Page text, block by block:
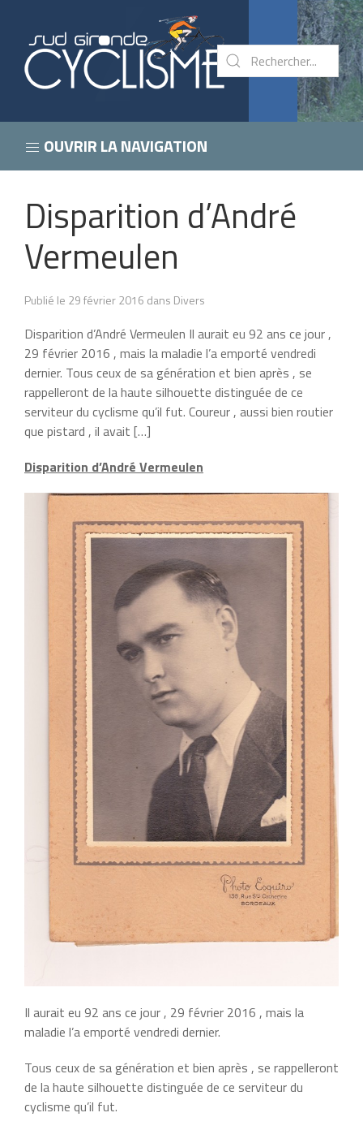
OUVRIR LA NAVIGATION
Disparition d’André
Vermeulen
Publié le 29 février 2016 dans Divers
Disparition d’André Vermeulen Il aurait eu 92 ans ce jour ,
29 février 2016 , mais la maladie l’a emporté vendredi
dernier. Tous ceux de sa génération et bien après , se
rappelleront de la haute silhouette distinguée de ce
serviteur du cyclisme qu’il fut. Coureur , aussi bien routier
que pistard , il avait […]
Disparition d’André Vermeulen
Il aurait eu 92 ans ce jour , 29 février 2016 , mais la
maladie l’a emporté vendredi dernier.
Tous ceux de sa génération et bien après , se rappelleront
de la haute silhouette distinguée de ce serviteur du
cyclisme qu’il fut.